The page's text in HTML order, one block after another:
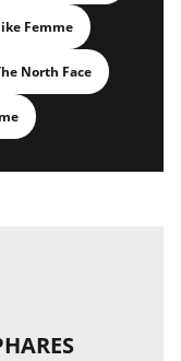
Femme
North Face